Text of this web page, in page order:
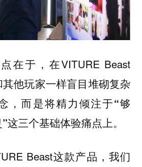
在于，在VITURE Beast
其他玩家一样盲目堆砌复杂
，而是将精力倾注于“够
这三个基础体验痛点上。
Beast这款产品，我们